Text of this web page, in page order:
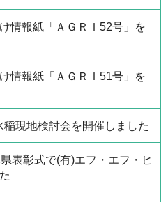
情報紙「ＡＧＲＩ52号」を
情報紙「ＡＧＲＩ51号」を
現地検討会を開催しました
表彰式で(有)エフ・エフ・ヒ